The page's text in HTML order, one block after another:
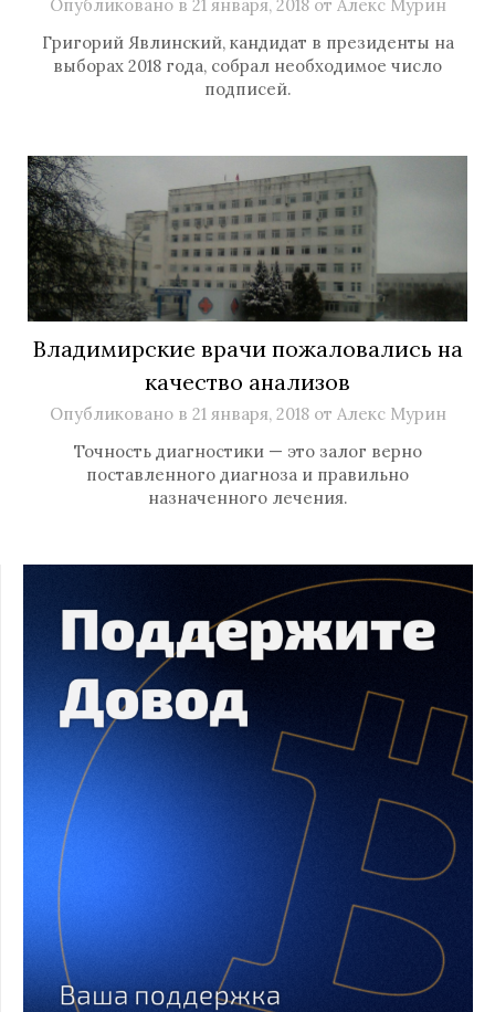
Опубликовано в 21 января, 2018от Алекс Мурин
Григорий Явлинский, кандидат в президенты на
выборах 2018 года, собрал необходимое число
подписей.
Владимирские врачи пожаловались на
качество анализов
Опубликовано в 21 января, 2018от Алекс Мурин
Точность диагностики — это залог верно
поставленного диагноза и правильно
назначенного лечения.